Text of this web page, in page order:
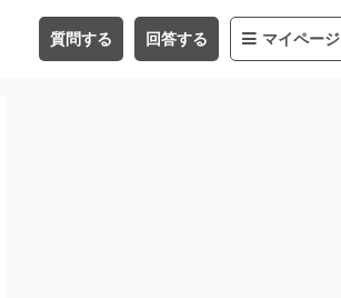
質問する 回答する マイページ